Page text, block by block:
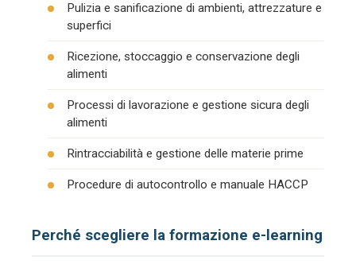
Pulizia e sanificazione di ambienti, attrezzature e
superfici
Ricezione, stoccaggio e conservazione degli
alimenti
Processi di lavorazione e gestione sicura degli
alimenti
Rintracciabilità e gestione delle materie prime
Procedure di autocontrollo e manuale HACCP
Perché scegliere la formazione e-learning